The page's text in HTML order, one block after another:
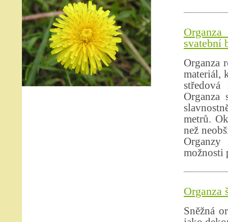
svatební
Organza
materiál,
Organza
metrů.
než
možnosti
Organza
Sněžná